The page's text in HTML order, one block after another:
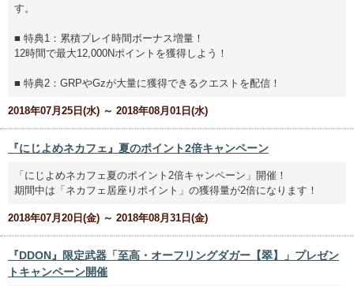
す。
■ 特典1：累積プレイ時間ボーナス増量！
12時間で最大12,000Nポイントを獲得しよう！
■ 特典2：GRPやGzが大量に獲得できるクエストを配信！
2018年07月25日(水) ～ 2018年08月01日(水)
『にじよめネカフェ』夏のポイント2倍キャンペーン
「にじよめネカフェ夏のポイント2倍キャンペーン」開催！
期間中は「ネカフェ居座りポイント」の獲得量が2倍になります！
2018年07月20日(金) ～ 2018年08月31日(金)
『DDON』限定武器「至高・オーフリングダガー【翠】」プレゼン
トキャンペーン開催